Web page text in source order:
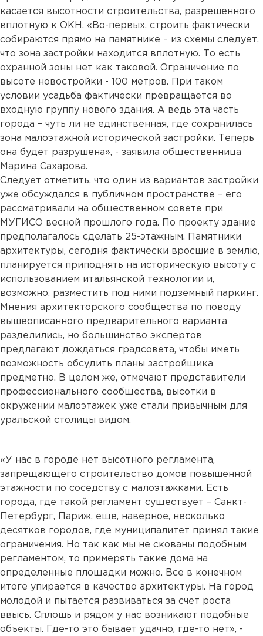
касается высотности строительства, разрешенного
вплотную к ОКН. «Во-первых, строить фактически
собираются прямо на памятнике – из схемы следует,
что зона застройки находится вплотную. То есть
охранной зоны нет как таковой. Ограничение по
высоте новостройки - 100 метров. При таком
условии усадьба фактически превращается во
входную группу нового здания. А ведь эта часть
города – чуть ли не единственная, где сохранилась
зона малоэтажной исторической застройки. Теперь
она будет разрушена», - заявила общественница
Марина Сахарова.
Следует отметить, что один из вариантов застройки
уже обсуждался в публичном пространстве – его
рассматривали на общественном совете при
МУГИСО весной прошлого года. По проекту здание
предполагалось сделать 25-этажным. Памятники
архитектуры, сегодня фактически вросшие в землю,
планируется приподнять на историческую высоту с
использованием итальянской технологии и,
возможно, разместить под ними подземный паркинг.
Мнения архитекторского сообщества по поводу
вышеописанного предварительного варианта
разделились, но большинство экспертов
предлагают дождаться градсовета, чтобы иметь
возможность обсудить планы застройщика
предметно. В целом же, отмечают представители
профессионального сообщества, высотки в
окружении малоэтажек уже стали привычным для
уральской столицы видом.
«У нас в городе нет высотного регламента,
запрещающего строительство домов повышенной
этажности по соседству с малоэтажками. Есть
города, где такой регламент существует – Санкт-
Петербург, Париж, еще, наверное, несколько
десятков городов, где муниципалитет принял такие
ограничения. Но так как мы не скованы подобным
регламентом, то примерять такие дома на
определенные площадки можно. Все в конечном
итоге упирается в качество архитектуры. На город
молодой и пытается развиваться за счет роста
ввысь. Сплошь и рядом у нас возникают подобные
объекты. Где-то это бывает удачно, где-то нет», -